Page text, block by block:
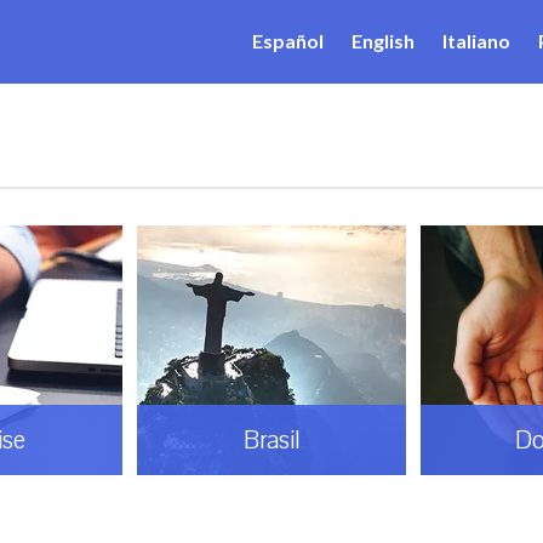
Español English Italiano
Brasil